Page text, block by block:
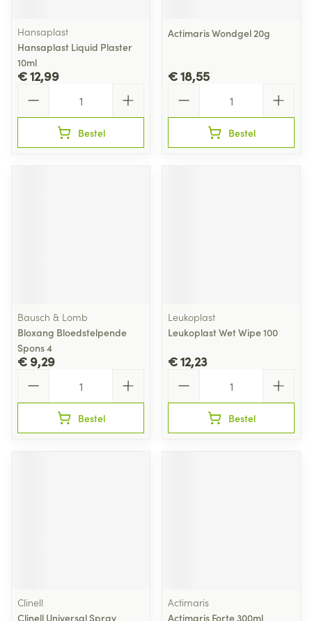
Hansaplast
Hansaplast Liquid Plaster
10ml
€ 12,99
Bestel
Actimaris Wondgel 20g
€ 18,55
Bestel
Bausch & Lomb
Bloxang Bloedstelpende
Spons 4
€ 9,29
Bestel
Leukoplast
Leukoplast Wet Wipe 100
€ 12,23
Bestel
Clinell
Clinell Universal Spray
Actimaris
Actimaris Forte 300ml